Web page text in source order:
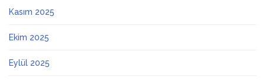
Kasım 2025
Ekim 2025
Eylül 2025